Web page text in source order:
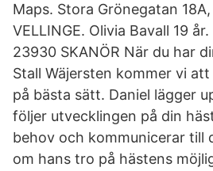
Maps. Stora Grönegatan
VELLINGE. Olivia Bavall 19
23930 SKANÖR När du har
Stall Wäjersten kommer vi
på bästa sätt. Daniel lägger
följer utvecklingen på din
behov och kommunicerar till
om hans tro på hästens